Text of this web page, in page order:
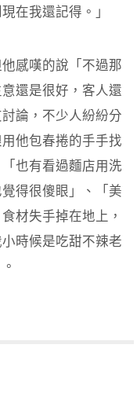
在我還記得。」
感嘆的說「不過那
還是很好，客人還
論，不少人紛紛分
他包春捲的手手找
也有看過麵店用洗
得很傻眼」、「美
材失手掉在地上，
時候是吃甜不辣老